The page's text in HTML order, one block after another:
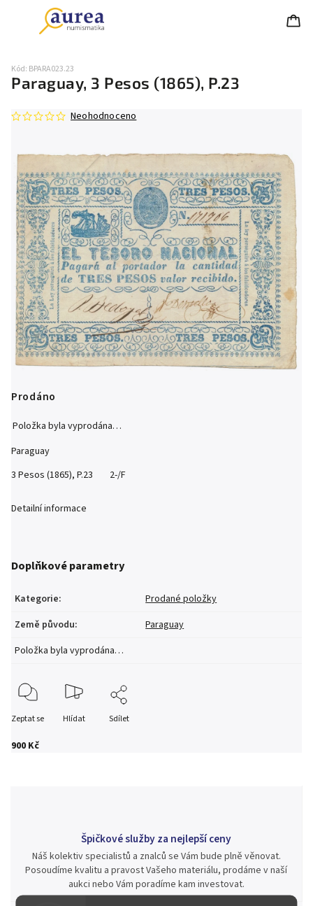
Paraguay, 3 Pesos (1865), P.23
Kód: BPARA023.23
Neohodnoceno
900 Kč
Prodáno
Položka byla vyprodána…
Paraguay
3 Pesos (1865), P.23 2-/F
Detailní informace
Doplňkové parametry
Kategorie:
Prodané položky
Země původu:
Paraguay
Položka byla vyprodána…
Zeptat se Hlídat Sdílet
Špičkové služby za nejlepší ceny
Náš kolektiv specialistů a znalců se Vám bude plně věnovat.
Posoudíme kvalitu a pravost Vašeho materiálu, prodáme v naší
aukci nebo Vám poradíme kam investovat.